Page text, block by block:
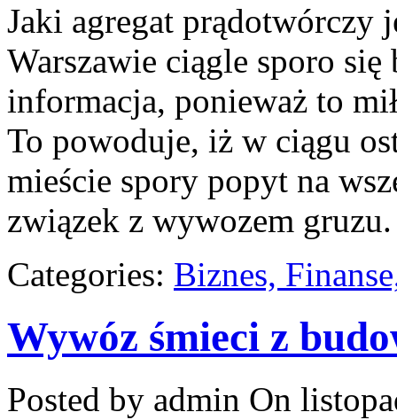
Jaki agregat prądotwórczy
Warszawie ciągle sporo się
informacja, ponieważ to
To powoduje, iż w ciągu
mieście spory popyt na
związek z wywozem
Categories: Biznes,
Wywóz śmieci z
Posted by admin On